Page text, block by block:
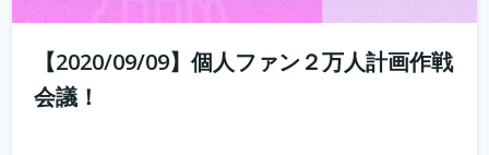
【2020/09/09】個人ファン２万人計画作戦
会議！
withコロナ時代に入り、オンライン化が加速化すること